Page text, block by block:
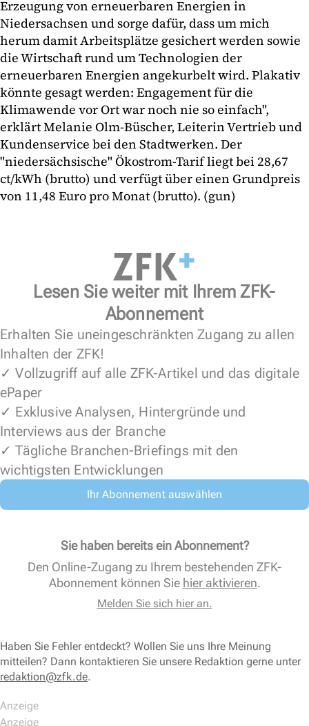
Erzeugung von erneuerbaren Energien in
Niedersachsen und sorge dafür, dass um mich
herum damit Arbeitsplätze gesichert werden sowie
die Wirtschaft rund um Technologien der
erneuerbaren Energien angekurbelt wird. Plakativ
könnte gesagt werden: Engagement für die
Klimawende vor Ort war noch nie so einfach",
erklärt Melanie Olm-Büscher, Leiterin Vertrieb und
Kundenservice bei den Stadtwerken. Der
"niedersächsische" Ökostrom-Tarif liegt bei 28,67
ct/kWh (brutto) und verfügt über einen Grundpreis
von 11,48 Euro pro Monat (brutto). (gun)
Lesen Sie weiter mit Ihrem ZFK-
Abonnement
Erhalten Sie uneingeschränkten Zugang zu allen
Inhalten der ZFK!
✓ Vollzugriff auf alle ZFK-Artikel und das digitale
ePaper
✓ Exklusive Analysen, Hintergründe und
Interviews aus der Branche
✓ Tägliche Branchen-Briefings mit den
wichtigsten Entwicklungen
Ihr Abonnement auswählen
Sie haben bereits ein Abonnement?
Den Online-Zugang zu Ihrem bestehenden ZFK-
Abonnement können Sie hier aktivieren.
Melden Sie sich hier an.
Haben Sie Fehler entdeckt? Wollen Sie uns Ihre Meinung
mitteilen? Dann kontaktieren Sie unsere Redaktion gerne unter
redaktion@zfk.de.